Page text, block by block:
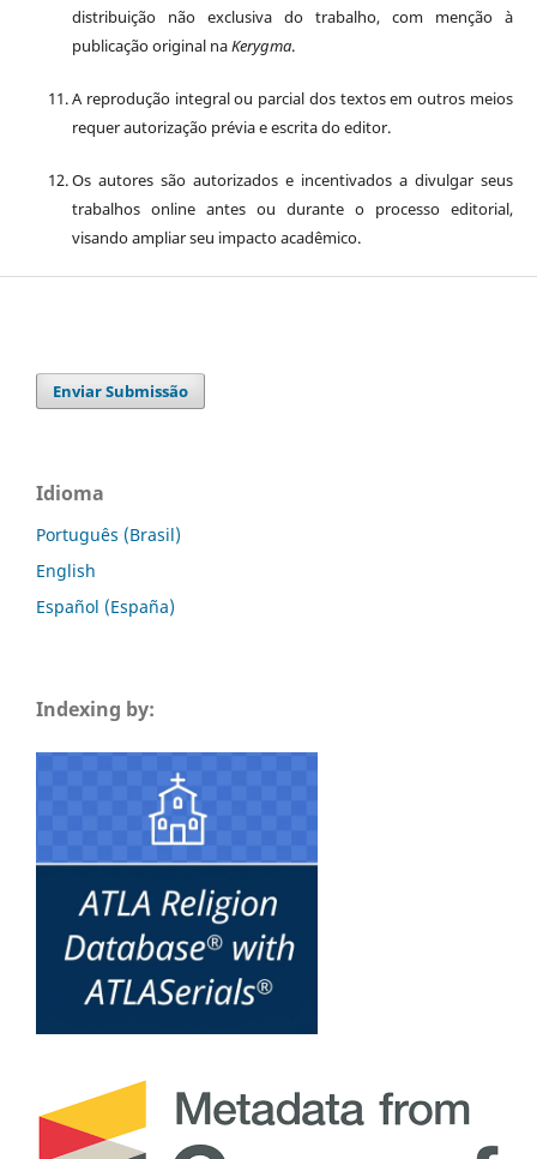
distribuição não exclusiva do trabalho, com menção à
publicação original naKerygma.
A reprodução integral ou parcial dos textos em outros meios
requer autorização prévia e escrita do editor.
Os autores são autorizados e incentivados a divulgar seus
trabalhos online antes ou durante o processo editorial,
visando ampliar seu impacto acadêmico.
Enviar Submissão
Idioma
Português (Brasil)
English
Español (España)
Indexing by: